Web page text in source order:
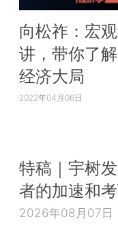
向松祚：宏
讲，带你了
经济大局
2022年04月06日
特稿｜宇树
者的加速和
2026年08月07日